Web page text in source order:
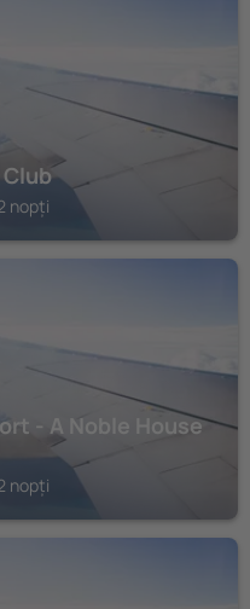
Club
nopți
- A Noble House
nopți